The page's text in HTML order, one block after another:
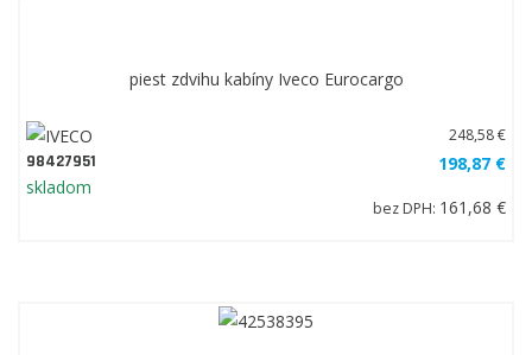
piest zdvihu kabíny Iveco Eurocargo
98427951
skladom
248,58 €
198,87 €
bez DPH: 161,68 €